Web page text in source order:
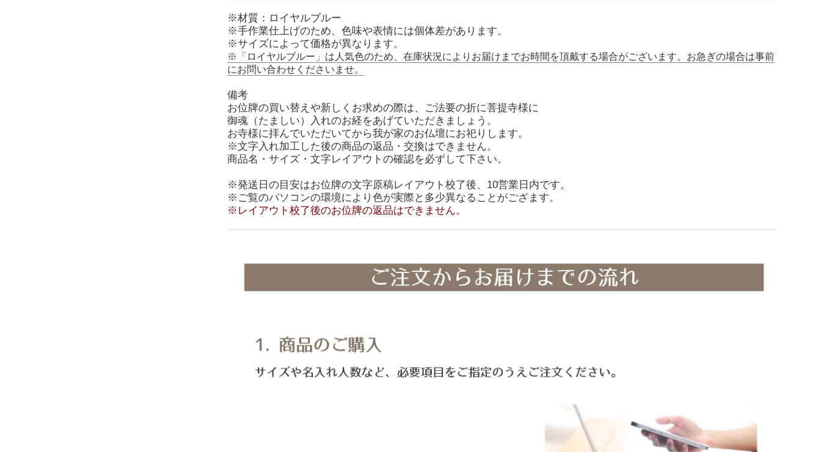
※材質：ロイヤルブルー
※手作業仕上げのため、色味や表情には個体差があります。
※サイズによって価格が異なります。
※「ロイヤルブルー」は人気色のため、在庫状況によりお届けまでお時間を頂戴する場合がございます。お急ぎの場合は事前
にお問い合わせくださいませ。
備考
お位牌の買い替えや新しくお求めの際は、ご法要の折に菩提寺様に
御魂（たましい）入れのお経をあげていただきましょう。
お寺様に拝んでいただいてから我が家のお仏壇にお祀りします。
※文字入れ加工した後の商品の返品・交換はできません。
商品名・サイズ・文字レイアウトの確認を必ずして下さい。
※発送日の目安はお位牌の文字原稿レイアウト校了後、10営業日内です。
※ご覧のパソコンの環境により色が実際と多少異なることがござます。
※レイアウト校了後のお位牌の返品はできません。